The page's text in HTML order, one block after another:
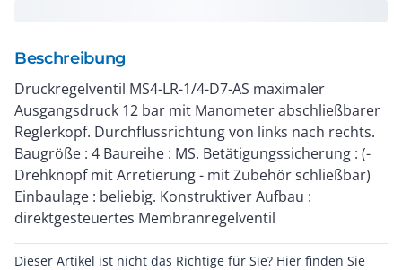
Beschreibung
Druckregelventil MS4-LR-1/4-D7-AS maximaler
Ausgangsdruck 12 bar mit Manometer abschließbarer
Reglerkopf. Durchflussrichtung von links nach rechts.
Baugröße : 4 Baureihe : MS. Betätigungssicherung : (-
Drehknopf mit Arretierung - mit Zubehör schließbar)
Einbaulage : beliebig. Konstruktiver Aufbau :
direktgesteuertes Membranregelventil
Dieser Artikel ist nicht das Richtige für Sie? Hier finden Sie